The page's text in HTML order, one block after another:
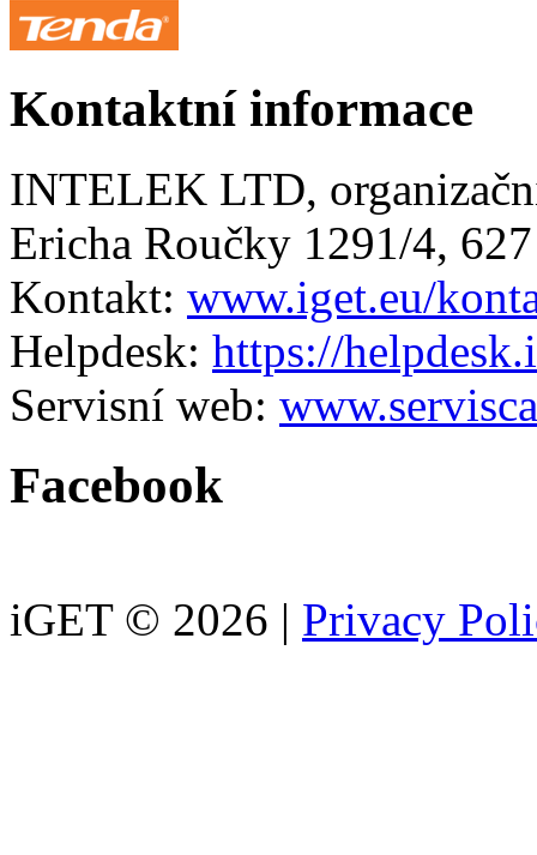
Kontaktní informace
INTELEK LTD,
Ericha Roučky 1291/4,
Kontakt: www.iget.eu/
Helpdesk: https://
Servisní web:
Facebook
iGET © 2026 | Privacy